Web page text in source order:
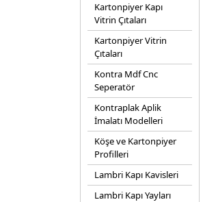
Kartonpiyer Kapı
Vitrin Çıtaları
Kartonpiyer Vitrin
Çıtaları
Kontra Mdf Cnc
Seperatör
Kontraplak Aplik
İmalatı Modelleri
Köşe ve Kartonpiyer
Profilleri
Lambri Kapı Kavisleri
Lambri Kapı Yayları